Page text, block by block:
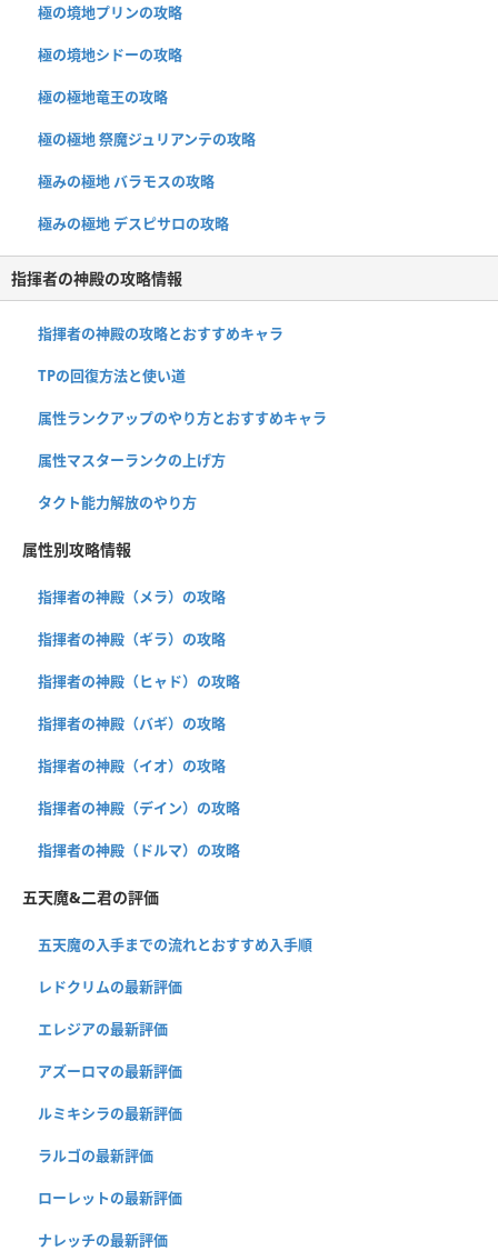
極の境地プリンの攻略
極の境地シドーの攻略
極の極地竜王の攻略
極の極地 祭魔ジュリアンテの攻略
極みの極地 バラモスの攻略
極みの極地 デスピサロの攻略
指揮者の神殿の攻略情報
指揮者の神殿の攻略とおすすめキャラ
TPの回復方法と使い道
属性ランクアップのやり方とおすすめキャラ
属性マスターランクの上げ方
タクト能力解放のやり方
属性別攻略情報
指揮者の神殿（メラ）の攻略
指揮者の神殿（ギラ）の攻略
指揮者の神殿（ヒャド）の攻略
指揮者の神殿（バギ）の攻略
指揮者の神殿（イオ）の攻略
指揮者の神殿（デイン）の攻略
指揮者の神殿（ドルマ）の攻略
五天魔&二君の評価
五天魔の入手までの流れとおすすめ入手順
レドクリムの最新評価
エレジアの最新評価
アズーロマの最新評価
ルミキシラの最新評価
ラルゴの最新評価
ローレットの最新評価
ナレッチの最新評価